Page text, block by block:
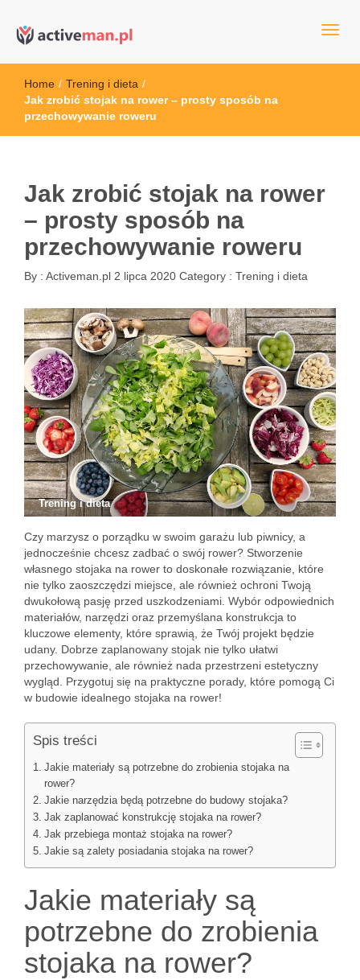
active man – sprzęt sportowy
sportowym
Home / Trening i dieta /
Jak zrobić stojak na rower – prosty sposób na
przechowywanie roweru
Jak zrobić stojak na rower
– prosty sposób na
przechowywanie roweru
By : Activeman.pl 2 lipca 2020 Category : Trening i dieta
Trening i dieta
Czy marzysz o porządku w swoim garażu lub piwnicy, a
jednocześnie chcesz zadbać o swój rower? Stworzenie
własnego stojaka na rower to doskonałe rozwiązanie, które
nie tylko zaoszczędzi miejsce, ale również ochroni Twoją
dwukołową pasję przed uszkodzeniami. Wybór odpowiednich
materiałów, narzędzi oraz przemyślana konstrukcja to
kluczowe elementy, które sprawią, że Twój projekt będzie
udany. Dobrze zaplanowany stojak nie tylko ułatwi
przechowywanie, ale również nada przestrzeni estetyczny
wygląd. Przygotuj się na praktyczne porady, które pomogą Ci
w budowie idealnego stojaka na rower!
Spis treści
Jakie materiały są potrzebne do zrobienia stojaka na
rower?
Jakie narzędzia będą potrzebne do budowy stojaka?
Jak zaplanować konstrukcję stojaka na rower?
Jak przebiega montaż stojaka na rower?
Jakie są zalety posiadania stojaka na rower?
Jakie materiały są
potrzebne do zrobienia
stojaka na rower?